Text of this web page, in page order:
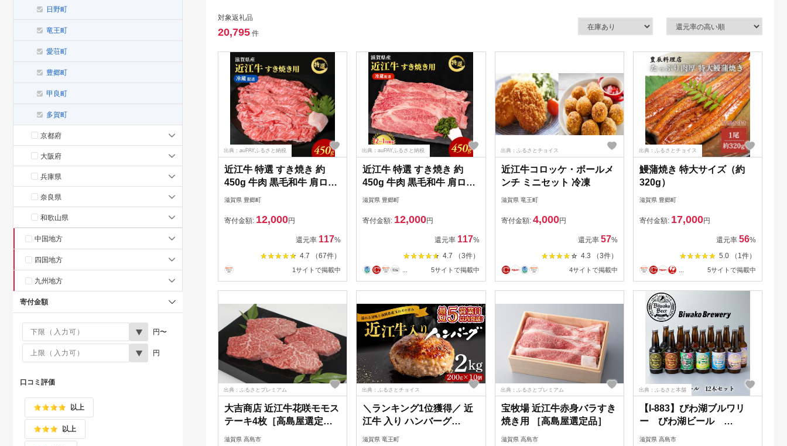
日野町
竜王町
愛荘町
豊郷町
甲良町
多賀町
京都府
大阪府
兵庫県
奈良県
和歌山県
中国地方
四国地方
九州地方
寄付金額
円〜
円
口コミ評価
以上
以上
対象返礼品
20,795 件
出典：auPAYふるさと納税
近江牛 特選 すき焼き 約
450g 牛肉 黒毛和牛 肩ロー
ス モモ すきやき すき焼き
牛 納期 最長3カ月 冷蔵
滋賀県 豊郷町
寄付金額: 12,000円
還元率 117%
4.7 （67件）
1サイトで掲載中
出典：auPAYふるさと納税
近江牛 特選 すき焼き 約
450g 牛肉 黒毛和牛 肩ロー
ス モモ すきやき すき焼き
牛 納期 最長3カ月 冷蔵
滋賀県 豊郷町
寄付金額: 12,000円
還元率 117%
4.7 （3件）
5サイトで掲載中
出典：ふるさとチョイス
近江牛コロッケ・ボールメ
ンチ ミニセット 冷凍
滋賀県 竜王町
寄付金額: 4,000円
還元率 57%
4.3 （3件）
4サイトで掲載中
出典：ふるさとチョイス
鰻蒲焼き 特大サイズ（約
320g）
滋賀県 豊郷町
寄付金額: 17,000円
還元率 56%
5.0 （1件）
5サイトで掲載中
出典：ふるさとプレミアム
大吉商店 近江牛花咲モモス
テーキ4枚［高島屋選定
滋賀県 高島市
出典：ふるさとチョイス
＼ランキング1位獲得／ 近
江牛 入り ハンバーグ
2kg(200g×10個) スピード
滋賀県 竜王町
出典：ふるさとプレミアム
宝牧場 近江牛赤身バラすき
焼き用 ［高島屋選定品］
滋賀県 高島市
出典：ふるさと本舗
【I-883】びわ湖ブルワリ
ー びわ湖ビール
330ml12本【高島屋選定
滋賀県 高島市